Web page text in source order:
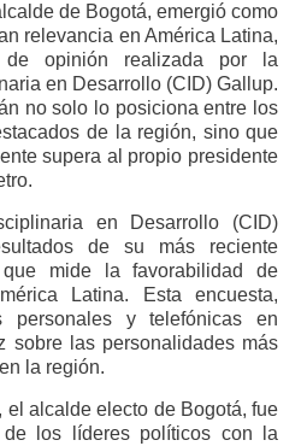
de Bogotá, emergió como
relevancia en América Latina,
de opinión realizada por la
en Desarrollo (CID) Gallup.
no solo lo posiciona entre los
de la región, sino que
supera al propio presidente
en Desarrollo (CID)
de su más reciente
mide la favorabilidad de
Latina. Esta encuesta,
personales y telefónicas en
sobre las personalidades más
la región.
el alcalde electo de Bogotá, fue
de los líderes políticos con la